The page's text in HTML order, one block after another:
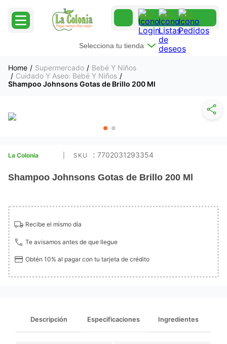
Selecciona tu tienda
Supermercado
Bebé Y Niños
Cuidado Y Aseo: Bebé Y Niños
Shampoo Johnsons Gotas de Brillo 200 Ml
La Colonia : 7702031293354
Shampoo Johnsons Gotas de Brillo 200 Ml
Recibe el mismo día
Te avisamos antes de que llegue
Obtén 10% al pagar con tu tarjeta de crédito
Descripción Especificaciones Ingredientes